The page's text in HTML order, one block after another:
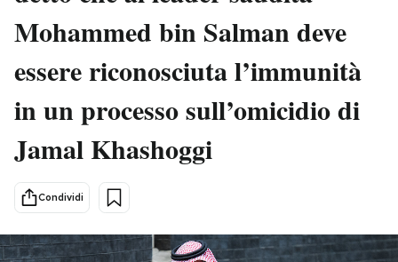
Tecnologia
Scienza
Economia
Sport
Storie/Idee
Media
Europa
PODCAST
Mohammed bin Salman deve
essere riconosciuta l’immunità
in un processo sull’omicidio di
Jamal Khashoggi
Condividi